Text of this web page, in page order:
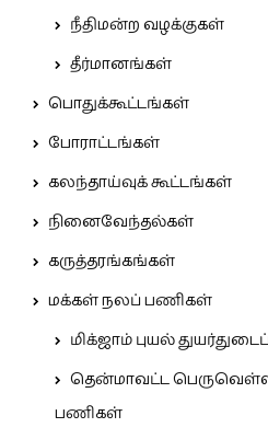
நீதிமன்ற வழக்குகள்
தீர்மானங்கள்
பொதுக்கூட்டங்கள்
போராட்டங்கள்
கலந்தாய்வுக் கூட்டங்கள்
நினைவேந்தல்கள்
கருத்தரங்கங்கள்
மக்கள் நலப் பணிகள்
மிக்ஜாம் புயல்
தென்மாவட்ட பெருவெள்ள
பணிகள்